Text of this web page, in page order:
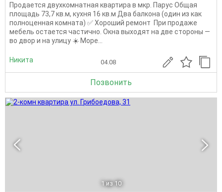
Продается двухкомнатная квартира в мкр. Парус Общая
площадь 73,7 кв.м, кухня 16 кв.м Два балкона (один из как
полноценная комната) ✅ Хороший ремонт ️ При продаже
мебель остается частично. Окна выходят на две стороны —
во двор и на улицу ☀️ Море...
Никита 04.08
Позвонить
1 из 10